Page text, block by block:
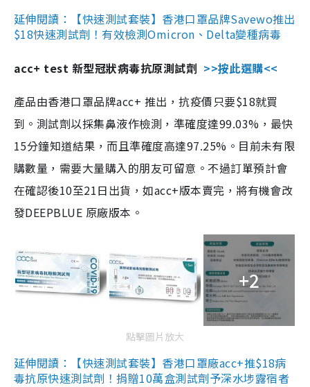
延伸閱讀：【快速測試套裝】香港口罩品牌Savewo推出
$18快速測試劑！有效檢測Omicron、Delta變種病毒
acc+ test 新型冠狀病毒抗原測試劑 >>按此選購<<
產品由香港口罩品牌acc+ 推出，抗疫價只要$18就買
到。測試劑以採集鼻液作檢測，準確度達99.03%，最快
15分鐘知道結果，而且準確度高達97.25%。目前未有限
購數量，需要大量購入的朋友可留意。不過訂單預計會
在確認後10至21日出貨，如acc+版本賣完，將有機會改
發DEEPBLUE 原廠版本。
+2
點擊圖片放大
延伸閱讀：【快速測試套裝】香港口罩廠acc+推$18病
毒抗原快速測試劑！捐贈10萬盒測試劑予深水埗露宿者